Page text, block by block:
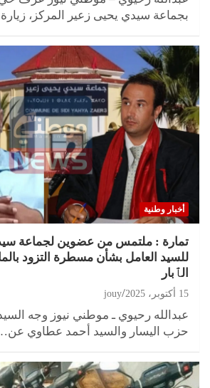
بجماعة سيدي يحيى زعير المركز،
أخبار وطنية
تمارة : ملتمس من عضوين لجماعة
للسيد العامل بشأن مسطرة التزود
الٱبار
15 أكتوبر، 2025 jouy
عبدالله رحيوي ـ موطني نيوز وجه
حزب اليسار والسيد أحمد عطاوي